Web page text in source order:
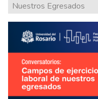
Nuestros Egresados